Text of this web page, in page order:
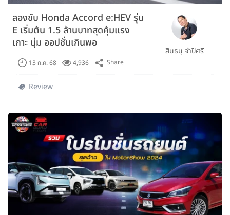
ลองขับ Honda Accord e:HEV รุ่น
E เริ่มต้น 1.5 ล้านบาทสุดคุ้มแรง
เกาะ นุ่ม ออปชั่นเกินพอ
สินธนุ จำปีศรี
13 ก.ค. 68 4,936 Share
Review